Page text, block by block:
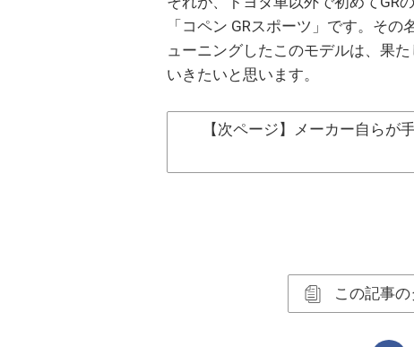
「コペン GRスポーツ」です。そ
ューニングしたこのモデルは、果
いきたいと思います。
【次ページ】メーカー自らが
この記事